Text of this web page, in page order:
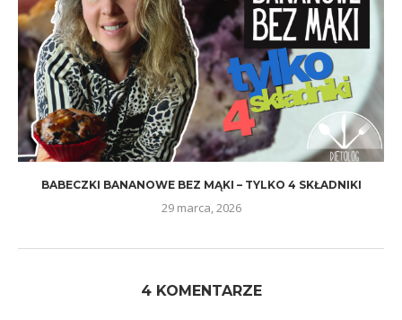
BABECZKI BANANOWE BEZ MĄKI – TYLKO 4 SKŁADNIKI
29 marca, 2026
4 KOMENTARZE